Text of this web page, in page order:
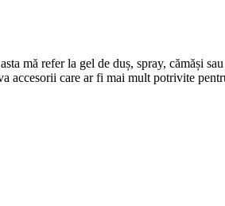
mă refer la gel de duș, spray, cămăși
accesorii care ar fi mai mult potrivite